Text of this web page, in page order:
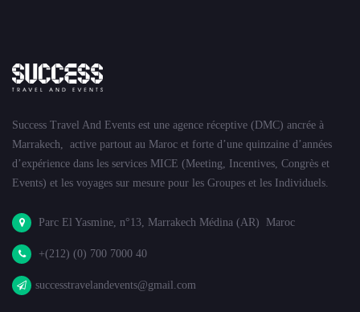
Success Travel And Events est une agence réceptive (DMC) ancrée à
Marrakech, active partout au Maroc et forte d’une quinzaine d’années
d’expérience dans les services MICE (Meeting, Incentives, Congrès et
Events) et les voyages sur mesure pour les Groupes et les Individuels.
Parc El Yasmine, n°13, Marrakech Médina (AR) Maroc
+(212) (0) 700 7000 40
successtravelandevents@gmail.com